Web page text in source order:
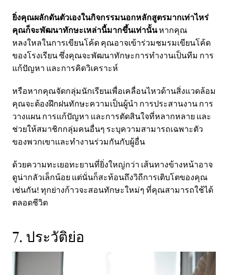
ยิ่งคุณผลักดันตัวเองในกิจกรรมนอกหลักสูตรมากเท่าไหร่
คุณก็จะพัฒนาทักษะเหล่านี้มากขึ้นเท่านั้นหากคุณ
หลงใหลในการเขียนโค้ด คุณอาจเข้าร่วมชมรมเขียนโค้ด
ของโรงเรียน ซึ่งคุณจะพัฒนาทักษะการทำงานเป็นทีม การ
แก้ปัญหา และการคิดวิเคราะห์
หรือหากคุณจัดกลุ่มนักเรียนเพื่อเคลื่อนไหวด้านสิ่งแวดล้อม
คุณจะต้องฝึกฝนทักษะความเป็นผู้นำ การประสานงาน การ
วางแผน การแก้ปัญหา และการตัดสินใจที่หลากหลาย และ
ช่วยให้สมาชิกกลุ่มคนอื่นๆ ระบุความสามารถเฉพาะตัว
ของพวกเขาและทำงานร่วมกันกับผู้อื่น
ด้วยความทะเยอทะยานที่ยิ่งใหญ่กว่า เส้นทางข้างหน้าอาจ
ดูน่ากลัวเล็กน้อย แต่นั่นก็สะท้อนถึงวิถีการเติบโตของคุณ
เช่นกัน! ทุกย่างก้าวจะสอนทักษะใหม่ๆ ที่คุณสามารถใช้ได้
ตลอดชีวิต
7. ประวัติย่อ